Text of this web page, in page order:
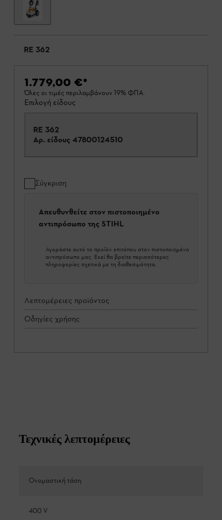
RE 362
1.779,00 €*
Όλες οι τιμές περιλαμβάνουν 19% ΦΠΑ.
Επιλογή είδους
RE 362
Αρ. είδους 47800124510
Σύγκριση
Απευθυνθείτε στον πιστοποιημένο
αντιπρόσωπο της STIHL
Αγοράστε αυτό το προϊόν επιτόπου στον πιστοποιημένο
αντιπρόσωπο μας. Εκεί θα βρείτε περισσότερες
πληροφορίες σχετικά με τη διαθεσιμότητα.
Λεπτομέρειες προϊόντος
Οδηγίες χρήσης
Τεχνικές λεπτομέρειες
Ονομαστική τάση
400 V